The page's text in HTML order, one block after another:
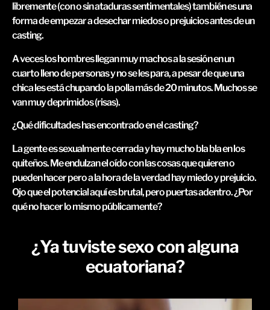
libremente (con o sin ataduras sentimentales) también es una
forma de empezar a desechar miedos o prejuicios antes de un
casting.
A veces los hombres llegan muy machos a la sesión en un
cuarto lleno de personas y no se les para, a pesar de que una
chica les está chupando la polla más de 20 minutos. Muchos se
van muy deprimidos (risas).
¿Qué dificultades has encontrado en el casting?
La gente es sexualmente cerrada y hay mucho bla bla en los
quiteños. Me endulzan el oído con las cosas que quieren o
pueden hacer pero a la hora de la verdad hay miedo y prejuicio.
Ojo que el potencial aquí es brutal, pero puertas adentro. ¿Por
qué no hacer lo mismo públicamente?
¿Ya tuviste sexo con alguna
ecuatoriana?